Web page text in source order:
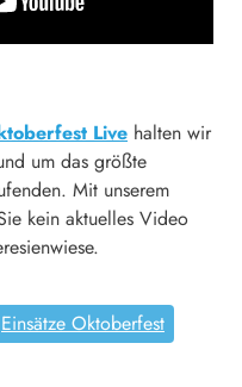
Live halten wir
um das größte
Mit unserem
kein aktuelles Video
Einsätze Oktoberfest